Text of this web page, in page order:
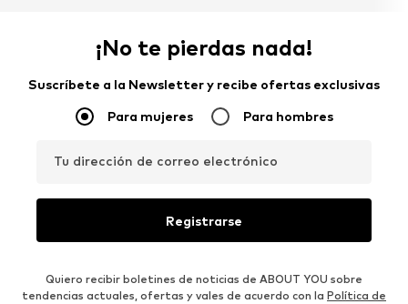
¡No te pierdas nada!
Suscríbete a la Newsletter y recibe ofertas exclusivas
Para mujeres Para hombres
Tu dirección de correo electrónico
Registrarse
Quiero recibir boletines de noticias de ABOUT YOU sobre
tendencias actuales, ofertas y vales de acuerdo con la Política de